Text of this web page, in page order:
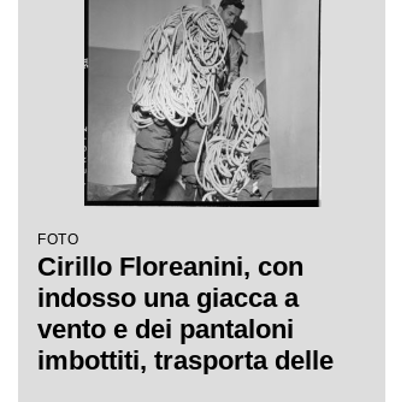
FOTO
Cirillo Floreanini, con
indosso una giacca a
vento e dei pantaloni
imbottiti, trasporta delle